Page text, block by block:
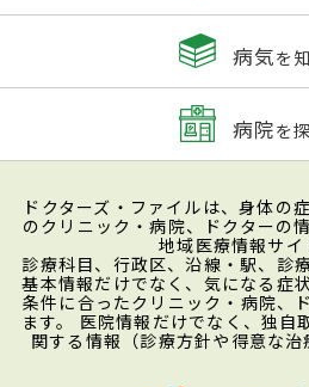
病気を
病院を
ドクターズ・ファイルは、身体の
のクリニック・病院、ドクターの
地域医療情報サイ
診療科目、行政区、沿線・駅、診
基本情報だけでなく、気になる症
条件に合ったクリニック・病院、
ます。 医院情報だけでなく、独自
関する情報（診療方針や得意な治